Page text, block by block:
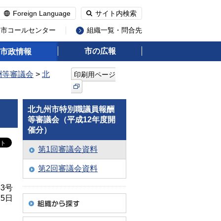
Foreign Language サイト内検索
コールセンター 組織一覧・問合先
市政情報 市の広報
審議会 > 北 印刷用ページ
号
日
北九州市特別職議員報酬
等審議会（平成12年度開
催分）
第1回審議会資料
第2回審議会資料